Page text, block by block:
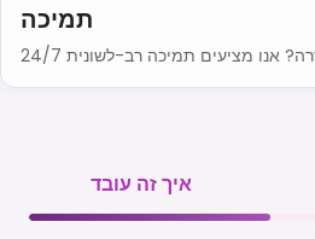
תמיכה
איך זה עובד